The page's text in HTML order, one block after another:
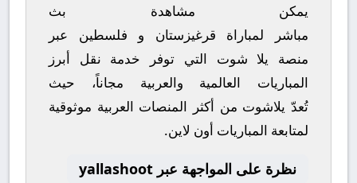
يمكن مشاهدة بث
مباشر
لمباراة قرغيزستان و فلسطين عبر
منصة يلا شوت التي توفر خدمة نقل أبرز
المباريات العالمية والعربية مجاناً، حيث
تُعدّ يلاشوت من أكثر المنصات العربية موثوقية
لمتابعة المباريات أون لاين.
نظرة على المواجهة عبر yallashoot